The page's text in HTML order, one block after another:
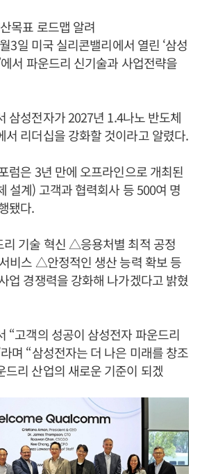
목표 로드맵 알려
3일 미국 실리콘밸리에서 열린 ‘삼성
서 파운드리 신기술과 사업전략을
삼성전자가 2027년 1.4나노 반도체
서 리더십을 강화할 것이라고 알렸다.
럼은 3년 만에 오프라인으로 개최된
설계) 고객과 협력회사 등 500여 명
됐다.
기술 혁신 △응용처별 최적 공정
비스 △안정적인 생산 능력 확보 등
업 경쟁력을 강화해 나가겠다고 밝혔
“고객의 성공이 삼성전자 파운드리
며 “삼성전자는 더 나은 미래를 창조
드리 산업의 새로운 기준이 되겠